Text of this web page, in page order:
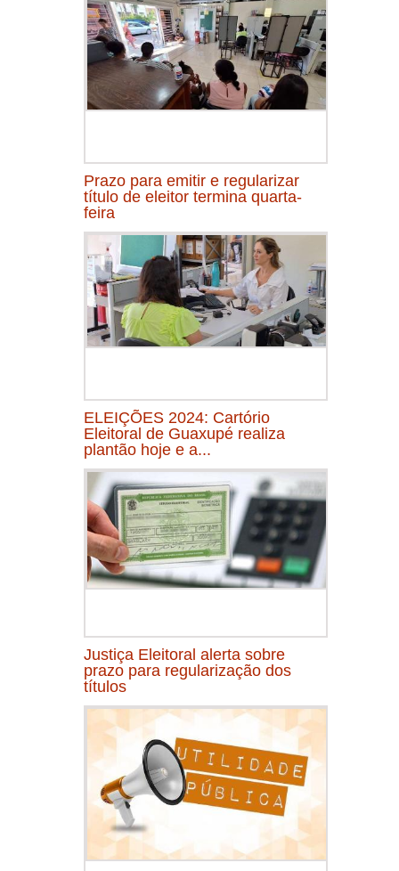
Prazo para emitir e regularizar
título de eleitor termina quarta-
feira
ELEIÇÕES 2024: Cartório
Eleitoral de Guaxupé realiza
plantão hoje e a...
Justiça Eleitoral alerta sobre
prazo para regularização dos
títulos